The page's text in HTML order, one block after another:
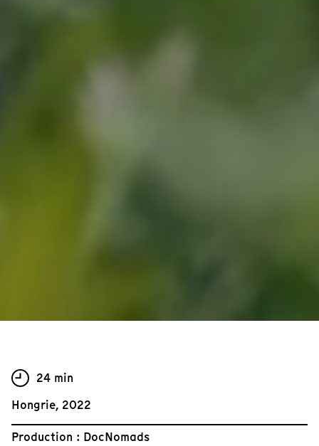
24 min
Hongrie, 2022
Production : DocNomads